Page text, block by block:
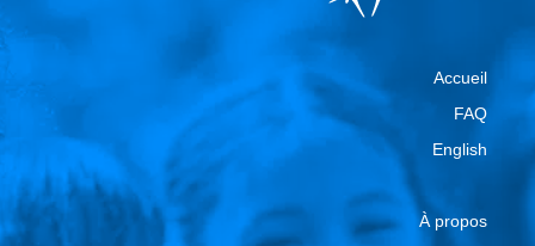
Accueil
FAQ
English
À propos